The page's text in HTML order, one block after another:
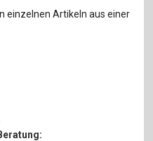
einzelnen Artikeln aus einer